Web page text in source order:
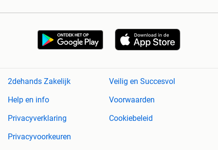
2dehands Zakelijk
Veilig en Succesvol
Help en info
Voorwaarden
Privacyverklaring
Cookiebeleid
Privacyvoorkeuren